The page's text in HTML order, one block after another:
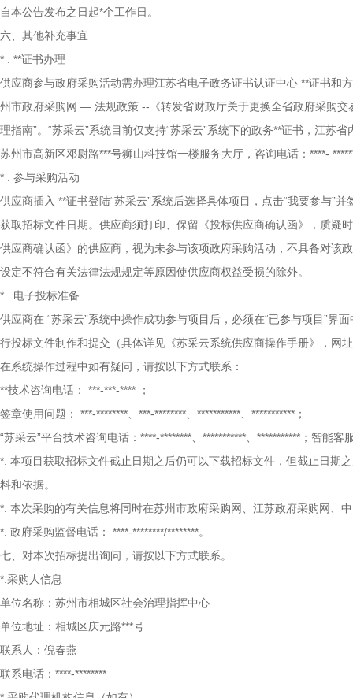
自本公告发布之日起*个工作日。
六、其他补充事宜
*
**证书办理
供应商参与政府采购活动需办理江苏省电子政务证书认证中心 **证书和
州市政府采购网 — 法规政策 --《转发省财政厅关于更换全省政府采购交
理指南”。“苏采云”系统目前仅支持“苏采云”系统下的政务**证书，江苏
苏州市高新区邓尉路***号狮山科技馆一楼服务大厅，咨询电话：****-
*
参与采购活动
供应商插入 **证书登陆“苏采云”系统后选择具体项目，点击“我要参与”
获取招标文件日期。供应商须打印、保留《投标供应商确认函》，质疑
供应商确认函》的供应商，视为未参与该项政府采购活动，不具备对该
设定不符合有关法律法规规定等原因使供应商权益受损的除外。
*
电子投标准备
供应商在 “苏采云”系统中操作成功参与项目后，必须在“已参与项目”界
行投标文件制作和提交（具体详见《苏采云系统供应商操作手册》，网
在系统操作过程中如有疑问，请按以下方式联系：
**技术咨询电话：
***-***-****
；
签章使用问题：
***-********、***-********、***********、***********；
“苏采云”平台技术咨询电话：****-********、***********、***********；智能
*. 本项目获取招标文件截止日期之后仍可以下载招标文件，但截止日期
料和依据。
*. 本次采购的有关信息将同时在苏州市政府采购网、江苏政府采购网、
*. 政府采购监督电话：
****-********/********。
七、对本次招标提出询问，请按以下方式联系。
*.采购人信息
单位名称：苏州市相城区社会治理指挥中心
单位地址：相城区庆元路***号
联系人：倪春燕
联系电话：****-********